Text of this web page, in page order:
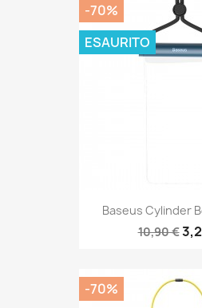
Baseus Cylinder
10,90 €
-70%
ESAURITO
-70%